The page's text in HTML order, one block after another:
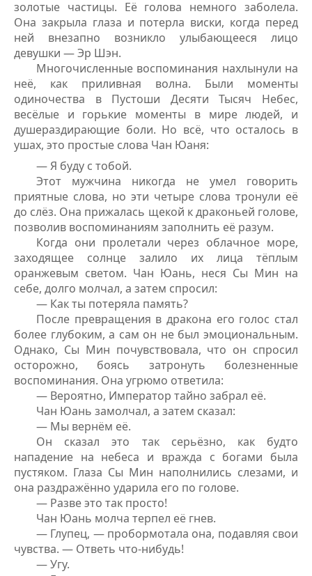
золотые частицы. Её голова немного заболела.
Она закрыла глаза и потерла виски, когда перед
ней внезапно возникло улыбающееся лицо
девушки — Эр Шэн.
Многочисленные воспоминания нахлынули на
неё, как приливная волна. Были моменты
одиночества в Пустоши Десяти Тысяч Небес,
весёлые и горькие моменты в мире людей, и
душераздирающие боли. Но всё, что осталось в
ушах, это простые слова Чан Юаня:
— Я буду с тобой.
Этот мужчина никогда не умел говорить
приятные слова, но эти четыре слова тронули её
до слёз. Она прижалась щекой к драконьей голове,
позволив воспоминаниям заполнить её разум.
Когда они пролетали через облачное море,
заходящее солнце залило их лица тёплым
оранжевым светом. Чан Юань, неся Сы Мин на
себе, долго молчал, а затем спросил:
— Как ты потеряла память?
После превращения в дракона его голос стал
более глубоким, а сам он не был эмоциональным.
Однако, Сы Мин почувствовала, что он спросил
осторожно, боясь затронуть болезненные
воспоминания. Она угрюмо ответила:
— Вероятно, Император тайно забрал её.
Чан Юань замолчал, а затем сказал:
— Мы вернём её.
Он сказал это так серьёзно, как будто
нападение на небеса и вражда с богами была
пустяком. Глаза Сы Мин наполнились слезами, и
она раздражённо ударила его по голове.
— Разве это так просто!
Чан Юань молча терпел её гнев.
— Глупец, — пробормотала она, подавляя свои
чувства. — Ответь что-нибудь!
— Угу.